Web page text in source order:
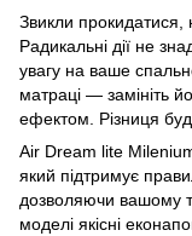
Звикли прокидатися,
Радикальні дії не
увагу на ваше
матраці — замініть
ефектом. Різниця
Air Dream lite
який підтримує
дозволяючи вашому
моделі якісні